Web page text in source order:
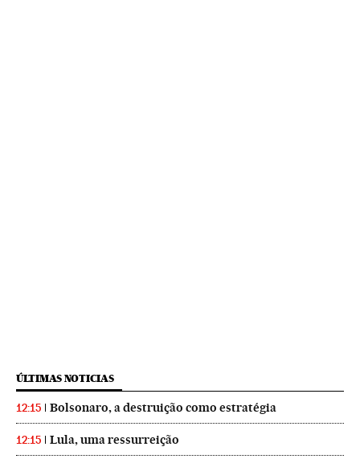
ÚLTIMAS NOTICIAS
12:15 Bolsonaro, a destruição como estratégia
12:15 Lula, uma ressurreição